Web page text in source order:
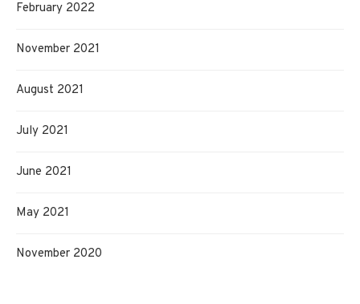
February 2022
November 2021
August 2021
July 2021
June 2021
May 2021
November 2020